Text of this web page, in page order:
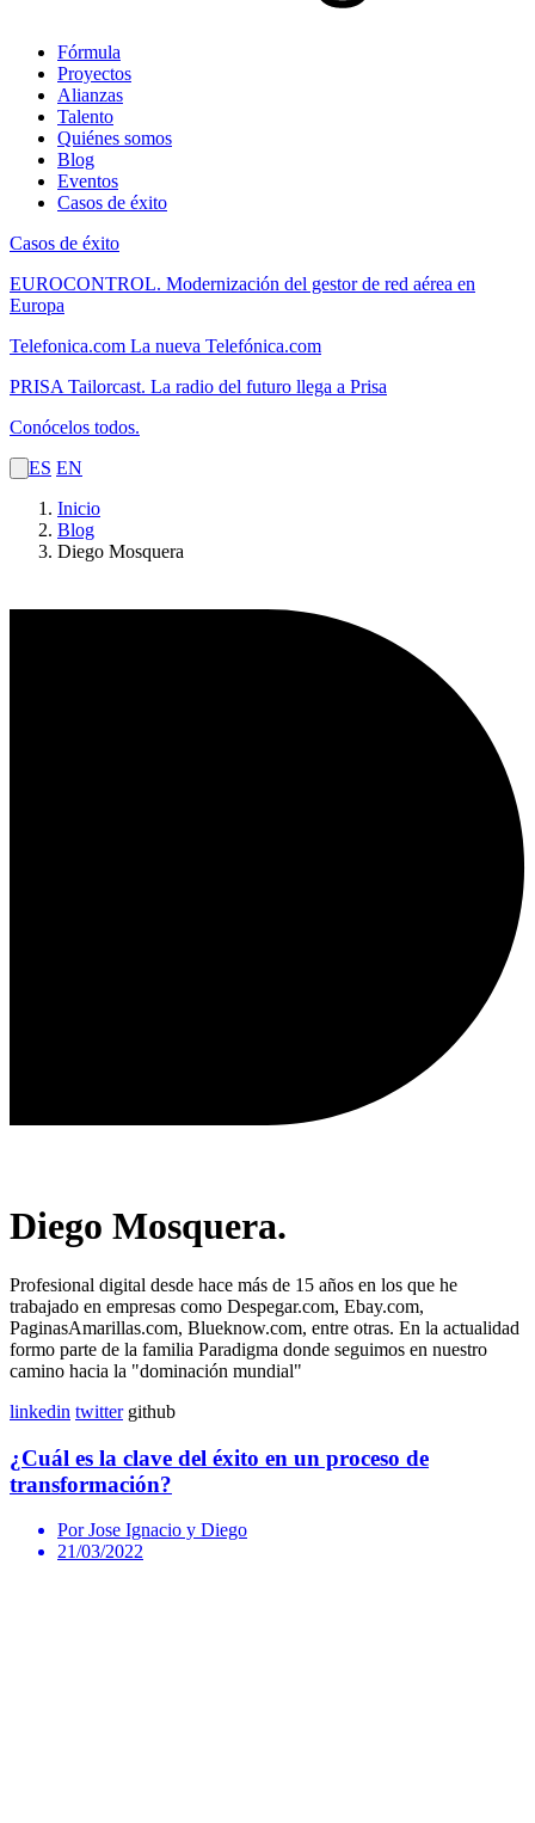
Fórmula
Proyectos
Alianzas
Talento
Quiénes somos
Blog
Eventos
Casos de éxito
Casos de éxito
EUROCONTROL. Modernización del gestor de red aérea en
Europa
Telefonica.com La nueva Telefónica.com
PRISA Tailorcast. La radio del futuro llega a Prisa
Conócelos todos.
ES EN
Inicio
Blog
Diego Mosquera
Diego Mosquera.
Profesional digital desde hace más de 15 años en los que he
trabajado en empresas como Despegar.com, Ebay.com,
PaginasAmarillas.com, Blueknow.com, entre otras. En la actualidad
formo parte de la familia Paradigma donde seguimos en nuestro
camino hacia la "dominación mundial"
linkedin twitter github
¿Cuál es la clave del éxito en un proceso de
transformación?
Por Jose Ignacio y Diego
21/03/2022